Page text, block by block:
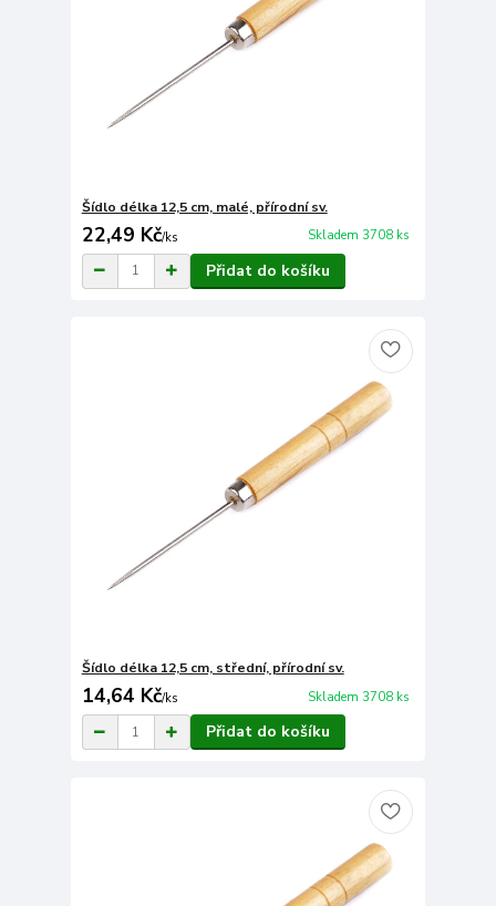
Šídlo délka 12,5 cm, malé, přírodní sv.
22,49 Kč/ks Skladem 3708 ks
Přidat do košíku
Šídlo délka 12,5 cm, střední, přírodní sv.
14,64 Kč/ks Skladem 3708 ks
Přidat do košíku